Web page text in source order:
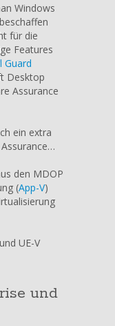
Windows
für die
Features
Guard
Desktop
Assurance
ein extra
den MDOP
(App-V)
UE-V
und